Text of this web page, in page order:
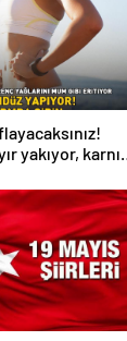
yakıyor, karnı
püf noktaları!